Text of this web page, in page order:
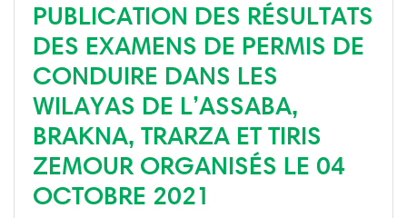
PUBLICATION DES RÉSULTATS
DES EXAMENS DE PERMIS DE
CONDUIRE DANS LES
WILAYAS DE L’ASSABA,
BRAKNA, TRARZA ET TIRIS
ZEMOUR ORGANISÉS LE 04
OCTOBRE 2021